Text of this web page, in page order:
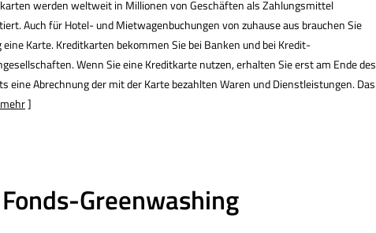
werden weltweit in Millionen von Geschäften als Zahlungsmittel
Auch für Hotel- und Mietwagenbuchungen von zuhause aus brauchen Sie
eine Karte. Kredit­karten bekommen Sie bei Banken und bei Kredit­
Wenn Sie eine Kredit­karte nutzen, erhalten Sie erst am Ende des
eine Abrechnung der mit der Karte bezahlten Waren und Dienstleistungen. Das
mehr]
Greenwashing